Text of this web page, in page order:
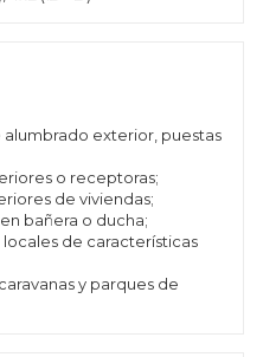
alumbrado exterior, puestas
o receptoras;
de viviendas;
bañera o ducha;
locales de características
y parques de